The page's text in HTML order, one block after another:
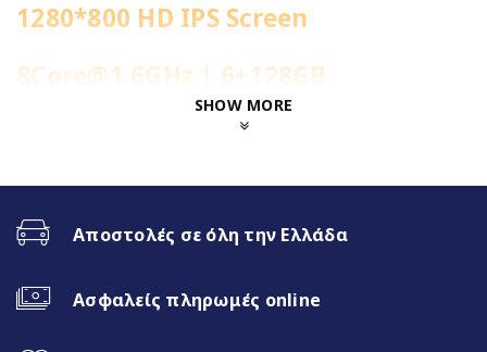
1280*800 HD IPS Screen
8Core@1.6GHz | 6+128GB
Ενσωματωμένη 4G Sim Slot
Fast Boot 1-2sec
Ασύρματο CarPlay & Ασύρματο
SHOW MORE
Αποστολές σε όλη την Ελλάδα
Ασφαλείς πληρωμές online